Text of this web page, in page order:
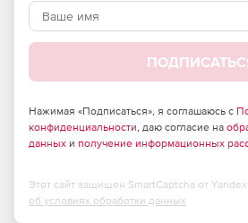
Нажимая «Подписаться», я соглашаюсь с
конфиденциальности, даю согласие на
данных и получение информационных
Этот сайт защищен SmartCaptcha от
об условиях обработки данных